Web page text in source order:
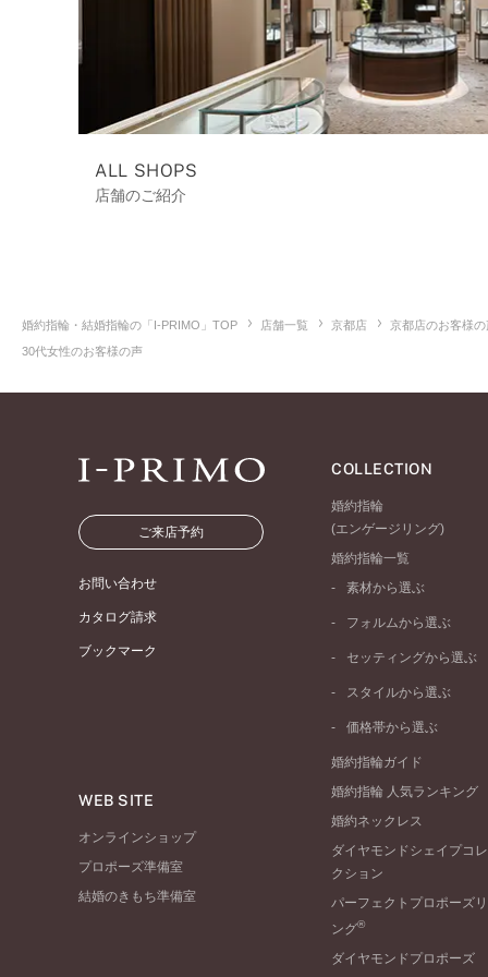
ALL SHOPS
店舗のご紹介
婚約指輪・結婚指輪の「I-PRIMO」TOP 店舗一覧 京都店
京都店のお客様
30代女性のお客様の声
ご来店予約
お問い合わせ
カタログ請求
ブックマーク
WEB SITE
オンラインショップ
プロポーズ準備室
結婚のきもち準備室
COLLECTION
婚約指輪
(エンゲージリング)
婚約指輪一覧
素材から選ぶ
プラチナ
ピンクゴールド
ペールブラウンゴール
フォルムから選ぶ
ストレートライン
V字ライン
セッティングから選ぶ
ソリテール
ダブルサイドメレ
ラインメレ
スタイルから選ぶ
シンプル
モード
エレガント
ゴージャス
価格帯から選ぶ
50万円台～
20万円台～
10万円台～
婚約指輪ガイド
婚約指輪 人気ランキング
婚約ネックレス
ダイヤモンドシェイプコレ
クション
パーフェクトプロポーズリ
ング®
ダイヤモンドプロポーズ